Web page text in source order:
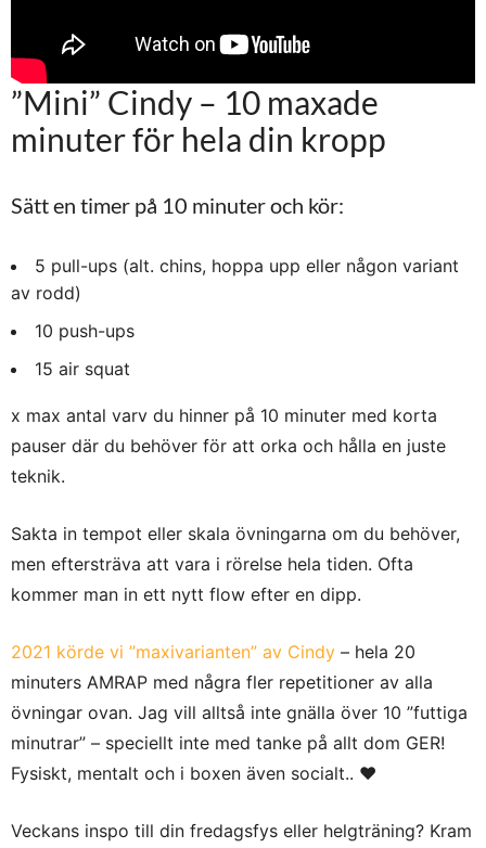
”Mini” Cindy – 10 maxade
minuter för hela din kropp
Sätt en timer på 10 minuter och kör:
5 pull-ups (alt. chins, hoppa upp eller någon variant
av rodd)
10 push-ups
15 air squat
x max antal varv du hinner på 10 minuter med korta
pauser där du behöver för att orka och hålla en juste
teknik.
Sakta in tempot eller skala övningarna om du behöver,
men eftersträva att vara i rörelse hela tiden. Ofta
kommer man in ett nytt flow efter en dipp.
2021 körde vi ”maxivarianten” av Cindy – hela 20
minuters AMRAP med några fler repetitioner av alla
övningar ovan. Jag vill alltså inte gnälla över 10 ”futtiga
minutrar” – speciellt inte med tanke på allt dom GER!
Fysiskt, mentalt och i boxen även socialt.. ❤︎
Veckans inspo till din fredagsfys eller helgträning? Kram